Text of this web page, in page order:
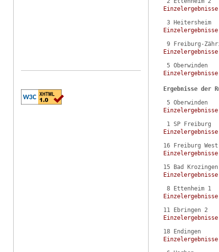
Einzelergebnisse
Einzelergebnisse
Einzelergebnisse
Einzelergebnisse
Ergebnisse der
Einzelergebnisse
Einzelergebnisse
Einzelergebnisse
Einzelergebnisse
Einzelergebnisse
Einzelergebnisse
Einzelergebnisse